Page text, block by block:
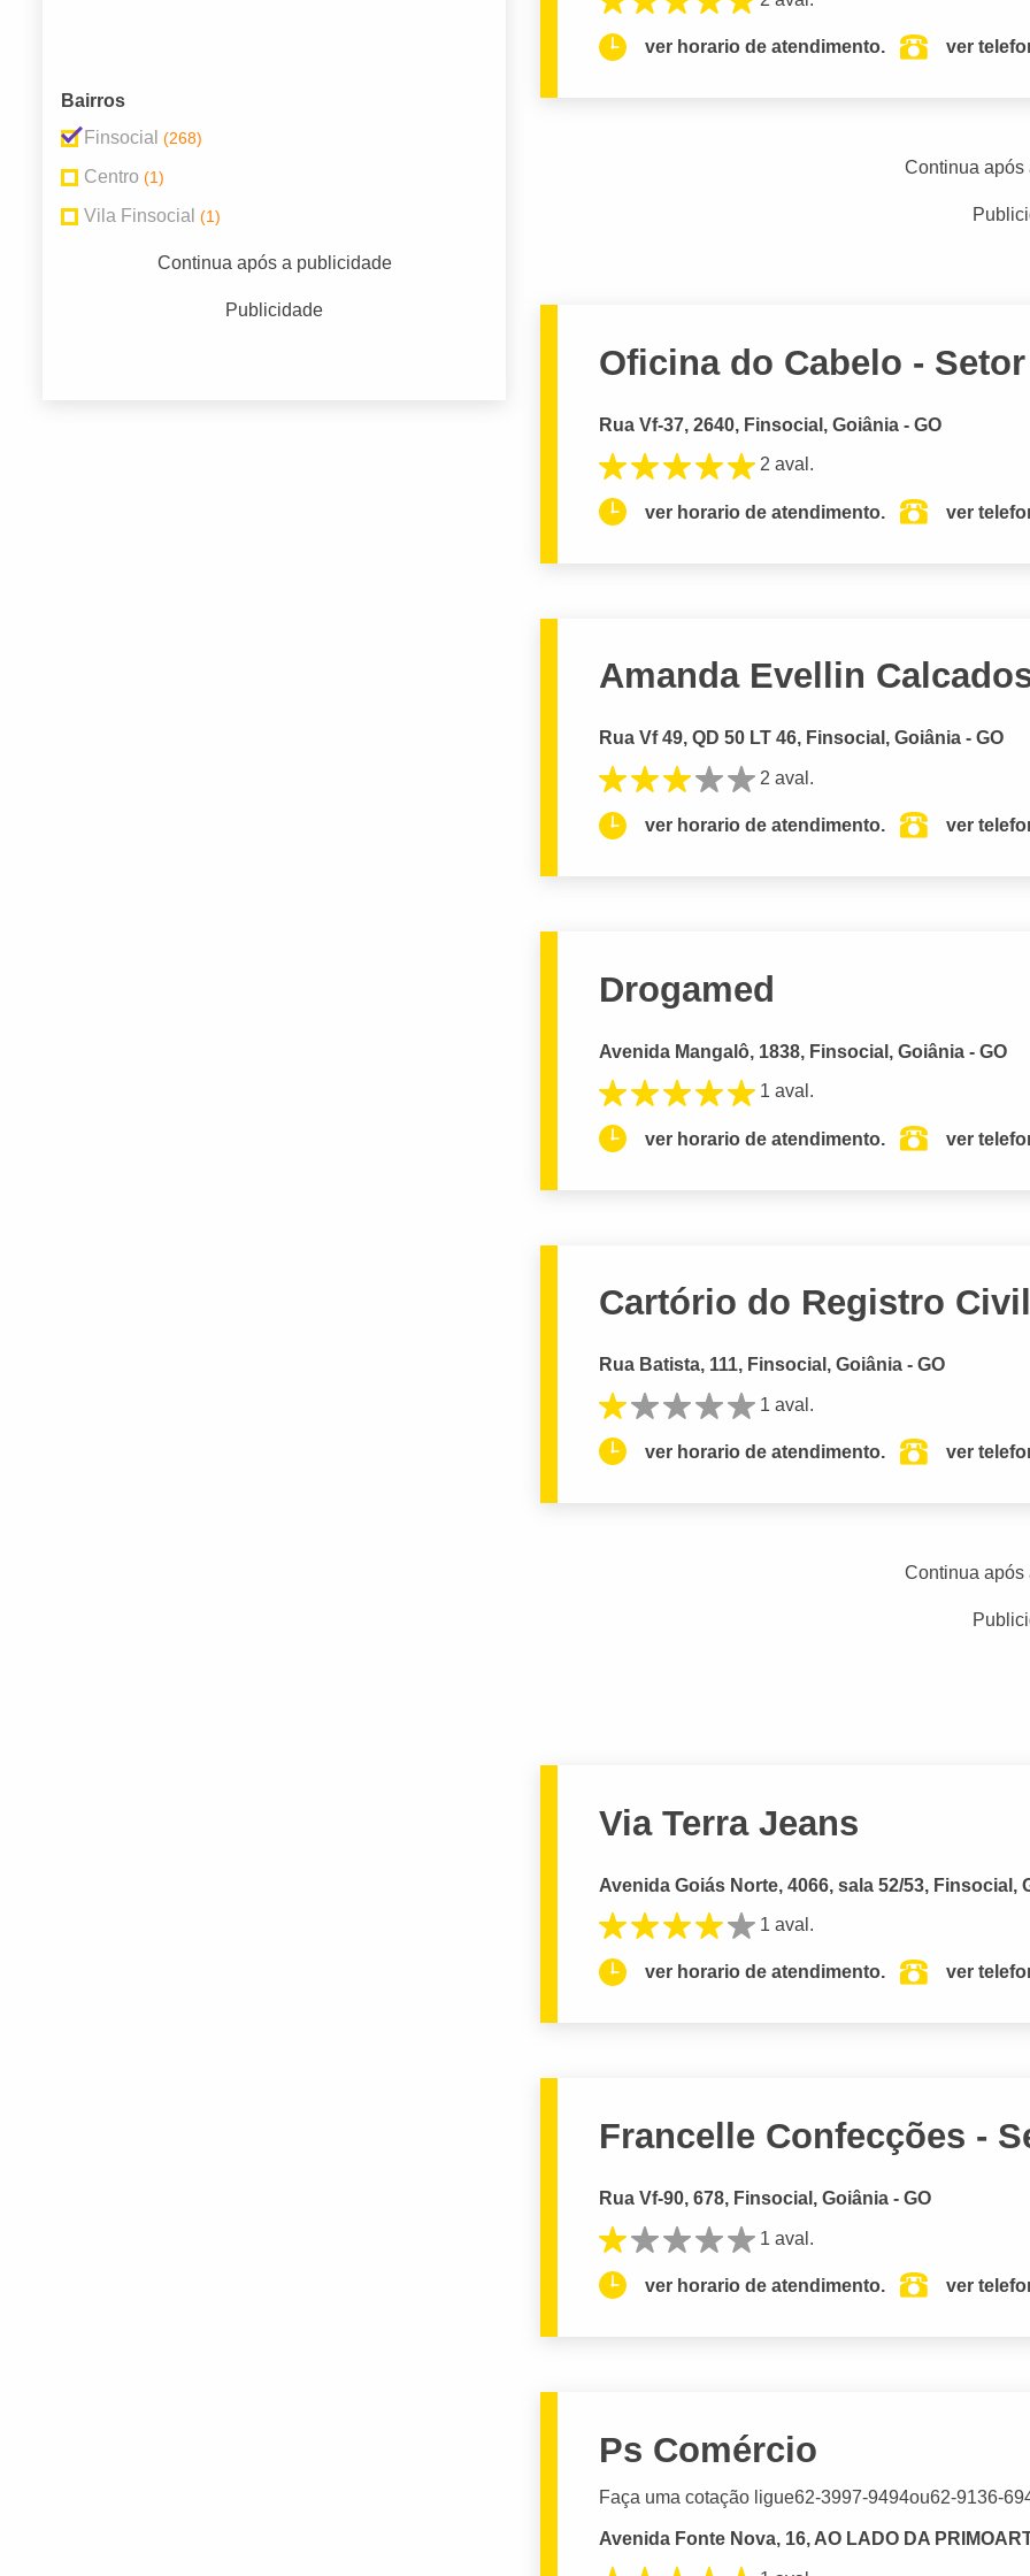
Bairros
Finsocial (268)
Centro (1)
Vila Finsocial (1)
Continua após a publicidade
Publicidade
ver horario de atendimento. ver
Continua após
Oficina do Cabelo -
Rua Vf-37, 2640, Finsocial, Goiânia - GO
2 aval.
ver horario de atendimento. ver
Amanda Evellin
Rua Vf 49, QD 50 LT 46, Finsocial, Goiânia - GO
2 aval.
ver horario de atendimento. ver
Drogamed
Avenida Mangalô, 1838, Finsocial, Goiânia - GO
1 aval.
ver horario de atendimento. ver
Cartório do Registro
Rua Batista, 111, Finsocial, Goiânia - GO
1 aval.
ver horario de atendimento. ver
Continua após
Via Terra Jeans
Avenida Goiás Norte, 4066, sala 52/53, Finsocial,
1 aval.
ver horario de atendimento. ver
Francelle Confecções -
Rua Vf-90, 678, Finsocial, Goiânia - GO
1 aval.
ver horario de atendimento. ver
Ps Comércio
Faça uma cotação ligue62-3997-9494ou62-9136-
Avenida Fonte Nova, 16, AO LADO DA